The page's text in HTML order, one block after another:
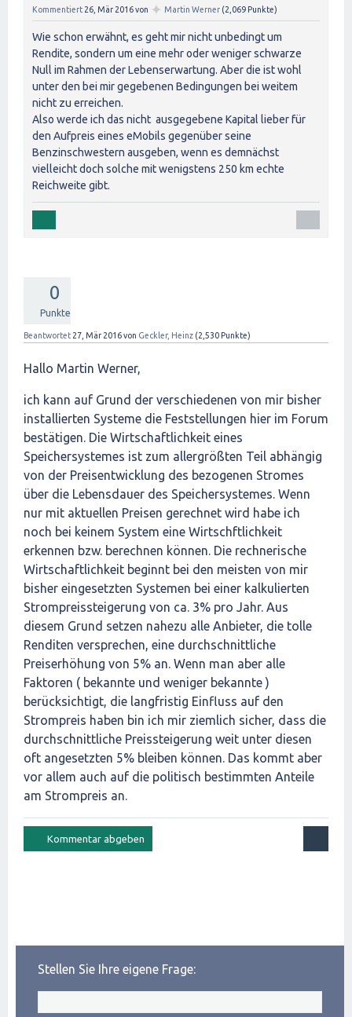
Kommentiert 26, Mär 2016von ✦ Martin Werner (2,069 Punkte)
Wie schon erwähnt, es geht mir nicht unbedingt um
Rendite, sondern um eine mehr oder weniger schwarze
Null im Rahmen der Lebenserwartung. Aber die ist wohl
unter den bei mir gegebenen Bedingungen bei weitem
nicht zu erreichen.
Also werde ich das nicht ausgegebene Kapital lieber für
den Aufpreis eines eMobils gegenüber seine
Benzinschwestern ausgeben, wenn es demnächst
vielleicht doch solche mit wenigstens 250 km echte
Reichweite gibt.
0
Punkte
Beantwortet 27, Mär 2016von Geckler, Heinz (2,530 Punkte)
Hallo Martin Werner,
ich kann auf Grund der verschiedenen von mir bisher
installierten Systeme die Feststellungen hier im Forum
bestätigen. Die Wirtschaftlichkeit eines
Speichersystemes ist zum allergrößten Teil abhängig
von der Preisentwicklung des bezogenen Stromes
über die Lebensdauer des Speichersystemes. Wenn
nur mit aktuellen Preisen gerechnet wird habe ich
noch bei keinem System eine Wirtschftlichkeit
erkennen bzw. berechnen können. Die rechnerische
Wirtschaftlichkeit beginnt bei den meisten von mir
bisher eingesetzten Systemen bei einer kalkulierten
Strompreissteigerung von ca. 3% pro Jahr. Aus
diesem Grund setzen nahezu alle Anbieter, die tolle
Renditen versprechen, eine durchschnittliche
Preiserhöhung von 5% an. Wenn man aber alle
Faktoren ( bekannte und weniger bekannte )
berücksichtigt, die langfristig Einfluss auf den
Strompreis haben bin ich mir ziemlich sicher, dass die
durchschnittliche Preissteigerung weit unter diesen
oft angesetzten 5% bleiben können. Das kommt aber
vor allem auch auf die politisch bestimmten Anteile
am Strompreis an.
Stellen Sie Ihre eigene Frage: